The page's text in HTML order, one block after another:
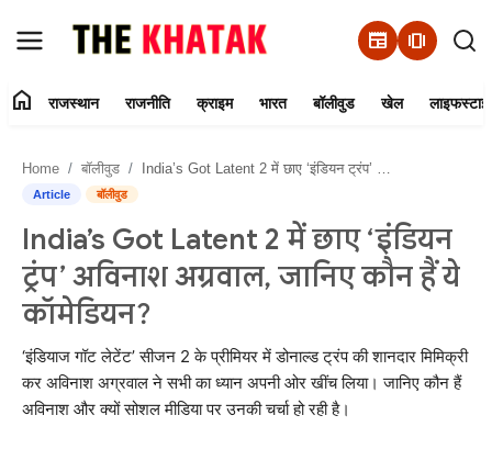
newspaper amp_stories
Contact Us
राजस्थान
राजनीति
क्राइम
भारत
home राजस्थान राजनीति क्राइम भारत बॉलीवुड खेल
Home बॉलीवुड India’s Got Latent 2 में छाए ‘इंडियन ट्रंप’ अविनाश अग्रवाल, जानिए कौन हैं ये कॉमेडियन?
Article बॉलीवुड
India’s Got Latent 2 में छाए ‘इंडियन
ट्रंप’ अविनाश अग्रवाल, जानिए कौन हैं ये
कॉमेडियन?
‘इंडियाज गॉट लेटेंट’ सीजन 2 के प्रीमियर में डोनाल्ड ट्रंप की शानदार मिमिक्री
कर अविनाश अग्रवाल ने सभी का ध्यान अपनी ओर खींच लिया। जानिए कौन हैं
अविनाश और क्यों सोशल मीडिया पर उनकी चर्चा हो रही है।